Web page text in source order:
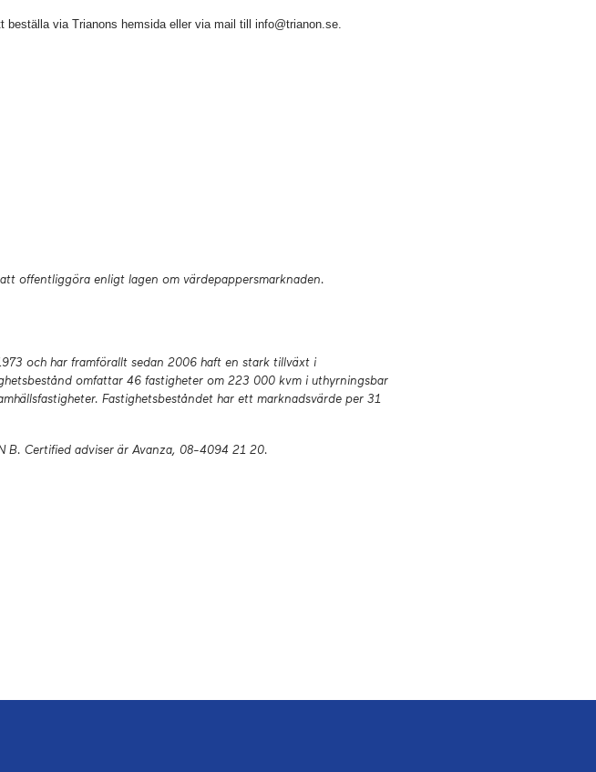
via Trianons hemsida eller via mail till info@trianon.se.
offentliggöra enligt lagen om värdepappersmarknaden.
och har framförallt sedan 2006 haft en stark tillväxt i
omfattar 46 fastigheter om 223 000 kvm i uthyrningsbar
Fastighetsbeståndet har ett marknadsvärde per 31
B. Certified adviser är Avanza, 08-4094 21 20.